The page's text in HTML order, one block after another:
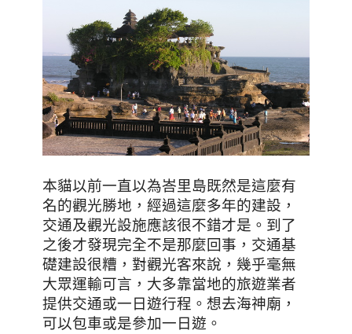
本貓以前一直以為峇里島既然是這麼有
名的觀光勝地 ，經過這麼多年的建設，
交通及觀光設施應該很不錯才是。到了
之後才發現完全不是那麼回事，交通基
礎建設很糟，對觀光客來說，幾乎毫無
大眾運輸可言，大多靠當地的旅遊業者
提供交通或一日遊行程。想去海神廟，
可以包車或是參加一日遊。